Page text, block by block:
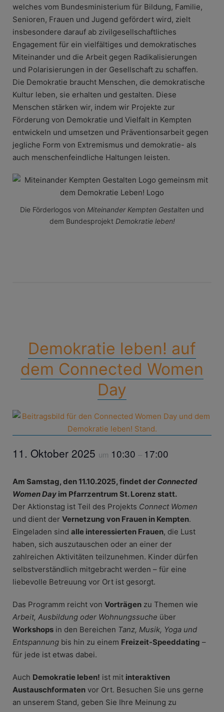
welches vom Bundesministerium für Bildung, Familie,
Senioren, Frauen und Jugend gefördert wird, zielt
insbesondere darauf ab zivilgesellschaftliches
Engagement für ein vielfältiges und demokratisches
Miteinander und die Arbeit gegen Radikalisierungen
und Polarisierungen in der Gesellschaft zu schaffen.
Die Demokratie braucht Menschen, die demokratische
Kultur leben, sie erhalten und gestalten. Diese
Menschen stärken wir, indem wir Projekte zur
Förderung von Demokratie und Vielfalt in Kempten
entwickeln und umsetzen und Präventionsarbeit gegen
jegliche Form von Extremismus und demokratie- als
auch menschenfeindliche Haltungen leisten.
Die Förderlogos von Miteinander Kempten Gestalten und
dem Bundesprojekt Demokratie leben!
Demokratie leben! auf
dem Connected Women
Day
11. Oktober 2025 um 10:30 – 17:00
Am Samstag, den 11.10.2025, findet der Connected
Women Day im Pfarrzentrum St. Lorenz statt.
Der Aktionstag ist Teil des Projekts Connect Women
und dient der Vernetzung von Frauen in Kempten.
Eingeladen sind alle interessierten Frauen, die Lust
haben, sich auszutauschen oder an einer der
zahlreichen Aktivitäten teilzunehmen. Kinder dürfen
selbstverständlich mitgebracht werden – für eine
liebevolle Betreuung vor Ort ist gesorgt.
Das Programm reicht von Vorträgen zu Themen wie
Arbeit, Ausbildung oder Wohnungssuche über
Workshops in den Bereichen Tanz, Musik, Yoga und
Entspannung bis hin zu einem Freizeit-Speeddating –
für jede ist etwas dabei.
Auch Demokratie leben! ist mit interaktiven
Austauschformaten vor Ort. Besuchen Sie uns gerne
an unserem Stand, geben Sie Ihre Meinung zu